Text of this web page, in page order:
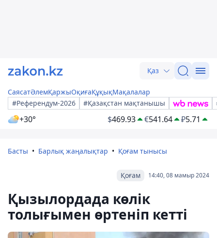
Қаз
СаясатӘлемҚаржыОқиғаҚұқықМақалалар
#Референдум-2026
#Қазақстан мақтанышы
+30° $469.93 €541.64 ₽5.71
Басты Барлық жаңалықтар Қоғам тынысы
14:40, 08 мамыр 2024
Қоғам
Қызылордада көлік
толығымен өртеніп кетті